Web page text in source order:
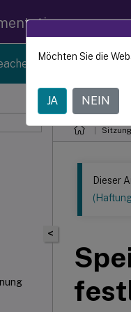
end-of-life on
Dieser Inhalt
<
Dieser
Möchten Sie die
JA NEIN